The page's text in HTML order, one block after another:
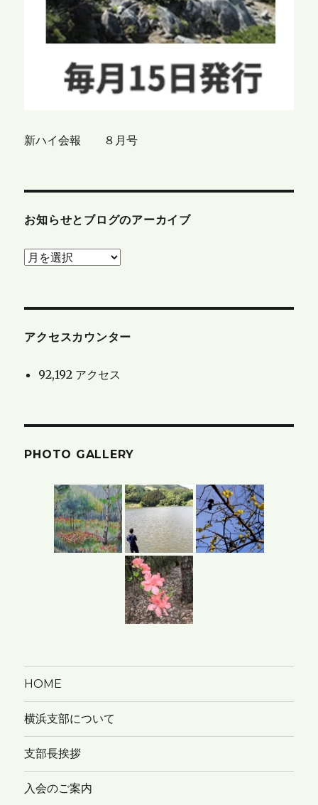
新ハイ会報 ８月号
お知らせとブログのアーカイブ
お
と
ロ
ー
アクセスカウンター
92,192 アクセス
PHOTO GALLERY
HOME
横浜支部について
支部長挨拶
入会のご案内